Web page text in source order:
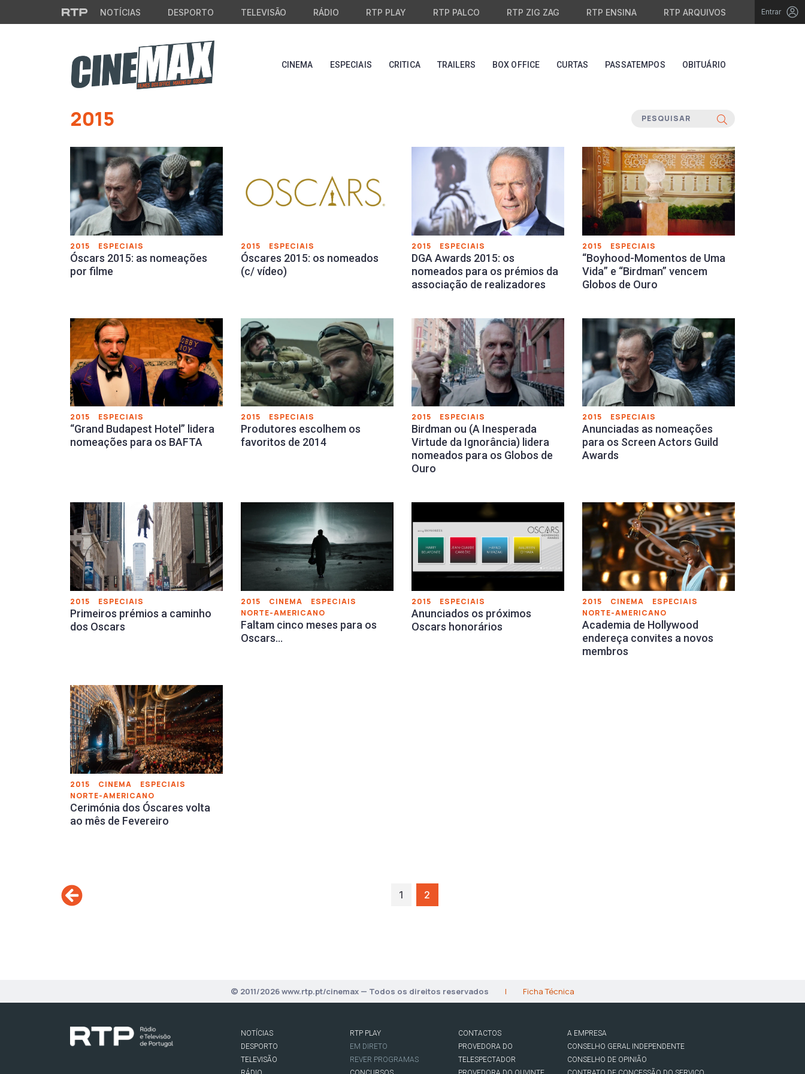
Saltar para o conteúdo principal
NOTÍCIAS DESPORTO TELEVISÃO RÁDIO RTP PLAY RTP PALCO RTP ZIG ZAG RTP ENSINA RTP ARQUIVOS Entrar
CINEMA ESPECIAIS CRITICA TRAILERS BOX OFFICE CURTAS PASSATEMPOS OBITUÁRIO
2015
2015 ESPECIAIS
Óscars 2015: as nomeações
por filme
2015 ESPECIAIS
Óscares 2015: os nomeados
(c/ vídeo)
2015 ESPECIAIS
DGA Awards 2015: os
nomeados para os prémios da
associação de realizadores
2015 ESPECIAIS
“Boyhood-Momentos de Uma
Vida” e “Birdman” vencem
Globos de Ouro
2015 ESPECIAIS
“Grand Budapest Hotel” lidera
nomeações para os BAFTA
2015 ESPECIAIS
Produtores escolhem os
favoritos de 2014
2015 ESPECIAIS
Birdman ou (A Inesperada
Virtude da Ignorância) lidera
nomeados para os Globos de
Ouro
2015 ESPECIAIS
Anunciadas as nomeações
para os Screen Actors Guild
Awards
2015 ESPECIAIS
Primeiros prémios a caminho
dos Oscars
2015 CINEMA
ESPECIAIS
NORTE-AMERICANO
Faltam cinco meses para os
Oscars…
2015 ESPECIAIS
Anunciados os próximos
Oscars honorários
2015 CINEMA
ESPECIAIS
NORTE-AMERICANO
Academia de Hollywood
endereça convites a novos
membros
2015 CINEMA
ESPECIAIS
NORTE-AMERICANO
Cerimónia dos Óscares volta
ao mês de Fevereiro
1 2
© 2011/2026 www.rtp.pt/cinemax — Todos os direitos reservados | Ficha Técnica
NOTÍCIAS
DESPORTO
TELEVISÃO
RTP PLAY
EM DIRETO
REVER PROGRAMAS
CONTACTOS
PROVEDORA DO
TELESPECTADOR
A EMPRESA
CONSELHO GERAL INDEPENDENTE
CONSELHO DE OPINIÃO